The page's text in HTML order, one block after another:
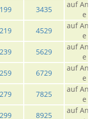
3435
auf
e
4529
auf
e
5629
auf
e
6729
auf
e
7825
auf
e
8925
auf